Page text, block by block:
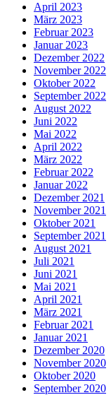
April 2023
März 2023
Februar 2023
Januar 2023
Dezember 2022
November 2022
Oktober 2022
September 2022
August 2022
Juni 2022
Mai 2022
April 2022
März 2022
Februar 2022
Januar 2022
Dezember 2021
November 2021
Oktober 2021
September 2021
August 2021
Juli 2021
Juni 2021
Mai 2021
April 2021
März 2021
Februar 2021
Januar 2021
Dezember 2020
November 2020
Oktober 2020
September 2020